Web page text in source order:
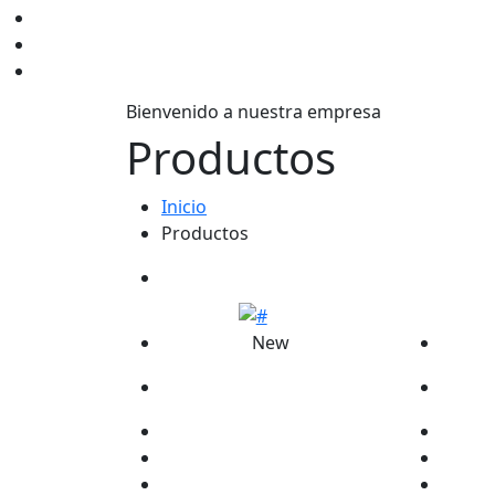
Bienvenido a nuestra empresa
Productos
Inicio
Productos
New